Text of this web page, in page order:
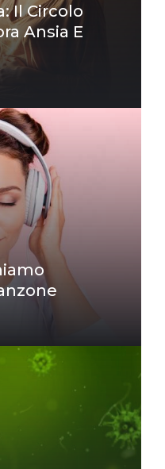
Il Circolo
Ansia E